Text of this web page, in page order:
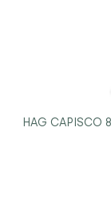
HAG CAPISCO